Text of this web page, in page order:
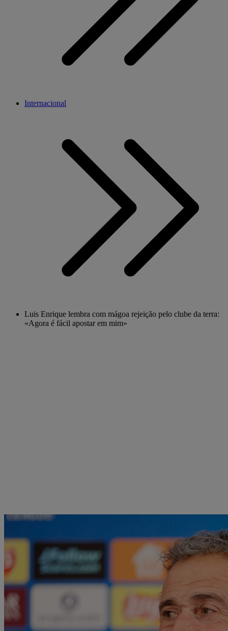
Internacional
Luis Enrique lembra com mágoa rejeição pelo clube da terra:
«Agora é fácil apostar em mim»